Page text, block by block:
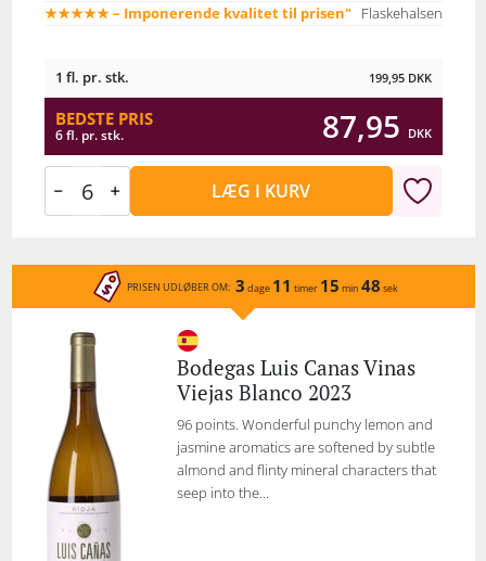
★★★★★ – Imponerende kvalitet til prisen"
Flaskehalsen
1 fl. pr. stk. 199,95 DKK
BEDSTE PRIS
6 fl. pr. stk. 87,95 DKK
LÆG I KURV
PRISEN UDLØBER OM: 3 dage 11 timer 15 min 48 sek
Bodegas Luis Canas Vinas
Viejas Blanco 2023
96 points. Wonderful punchy lemon and
jasmine aromatics are softened by subtle
almond and flinty mineral characters that
seep into the...